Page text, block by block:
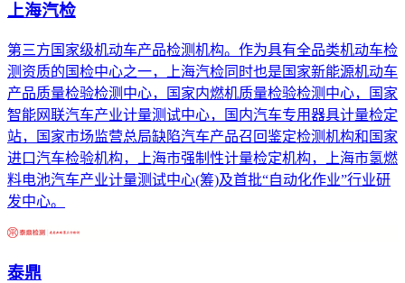
上海汽检
第三方国家级机动车产品检测机构。作为具有全品类机动车检
测资质的国检中心之一，上海汽检同时也是国家新能源机动车
产品质量检验检测中心，国家内燃机质量检验检测中心，国家
智能网联汽车产业计量测试中心，国内汽车专用器具计量检定
站，国家市场监营总局缺陷汽车产品召回鉴定检测机构和国家
进口汽车检验机构，上海市强制性计量检定机构，上海市氢燃
料电池汽车产业计量测试中心(筹)及首批“自动化作业”行业研
发中心。
泰鼎